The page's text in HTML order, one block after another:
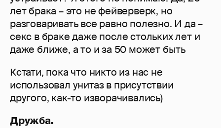
лет брака – это не фейверверк, но
разговаривать все равно полезно. И да –
секс в браке даже после стольких лет и
даже ближе, а то и за 50 может быть
Кстати, пока что никто из нас не
использовал унитаз в присутствии
другого, как-то изворачивались)
Дружба.